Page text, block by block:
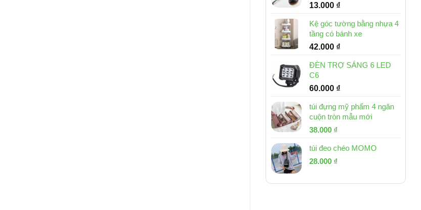
20.000 ₫.
13.000 ₫
Kệ góc tường bằng nhựa 4
tầng có bánh xe
42.000 ₫
ĐÈN TRỢ SÁNG 6 LED
C6
60.000 ₫
túi đựng mỹ phẩm 4 ngăn
cuộn tròn mẫu mới
Giá
là:
53.000 ₫.
38.000 ₫
tại
túi đeo chéo MOMO
Giá
là:
28.000 ₫
tại